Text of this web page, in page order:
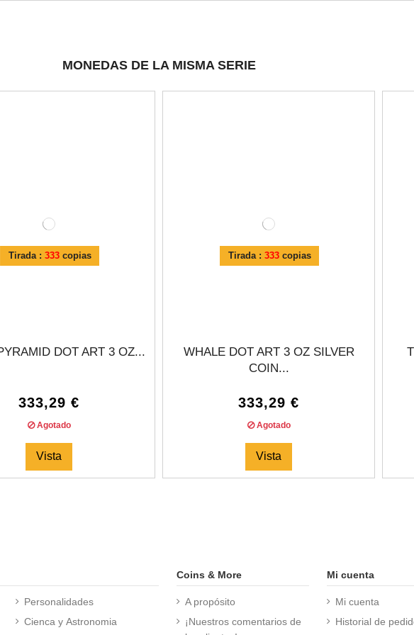
MONEDAS DE LA MISMA SERIE
Tirada : 333copias
DOT ART 3 OZ...
333,29 €
Agotado
Vista
Tirada : 333copias
WHALE DOT ART 3 OZ SILVER
COIN...
333,29 €
Agotado
Vista
Personalidades
Cienca y Astronomia
Coins & More
A propósito
¡Nuestros comentarios de
Mi cuenta
Mi cuenta
Historial de